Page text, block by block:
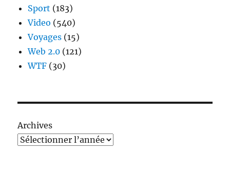
Sport (183)
Video (540)
Voyages (15)
Web 2.0 (121)
WTF (30)
Archives